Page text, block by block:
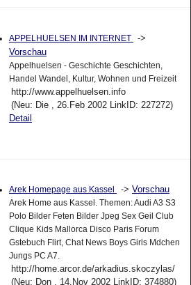
APPELHUELSEN IM INTERNET
->
Vorschau
Appelhuelsen - Geschichte Geschichten,
Handel Wandel, Kultur, Wohnen und Freizeit
http://www.appelhuelsen.info
(Neu: Die , 26.Feb 2002 LinkID: 227272)
Detail
Arek Homepage aus Kassel -> Vorschau
Arek Home aus Kassel. Themen: Audi A3 S3
Polo Bilder Feten Bilder Jpeg Sex Geil Club
Clique Kids Mallorca Disco Paris Forum
Gstebuch Flirt, Chat News Boys Girls Mdchen
Jungs PC A7.
http://home.arcor.de/arkadius.skoczylas/
(Neu: Don , 14.Nov 2002 LinkID: 374880)